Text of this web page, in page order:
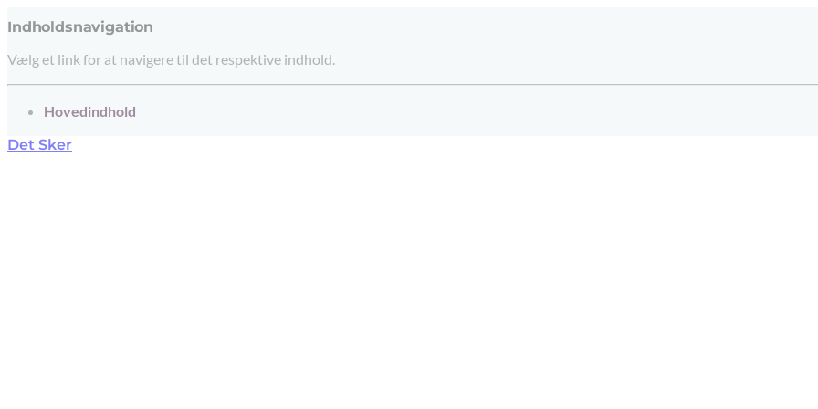
Indholdsnavigation
Vælg et link for at navigere til det respektive indhold.
gå til
Hovedindhold
Det Sker